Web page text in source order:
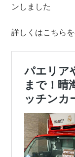
ンしました
詳しくはこちらを